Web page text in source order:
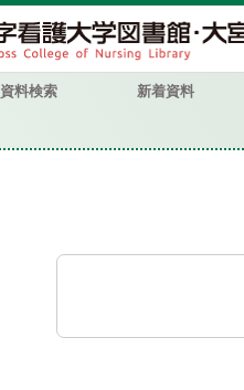
資料検索 新着資料